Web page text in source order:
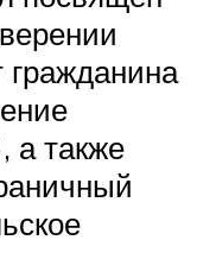
гражданина
а также